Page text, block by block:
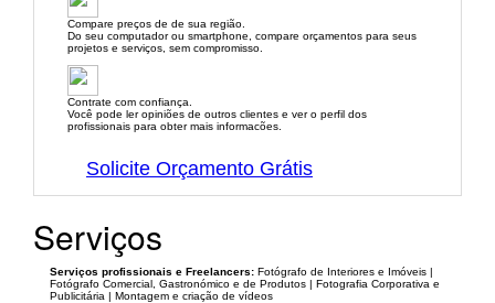
Compare preços de de sua região.
Do seu computador ou smartphone, compare orçamentos para seus
projetos e serviços, sem compromisso.
Contrate com confiança.
Você pode ler opiniões de outros clientes e ver o perfil dos
profissionais para obter mais informacões.
Solicite Orçamento Grátis
Serviços
Serviços profissionais e Freelancers: Fotógrafo de Interiores e Imóveis |
Fotógrafo Comercial, Gastronómico e de Produtos | Fotografia Corporativa e
Publicitária | Montagem e criação de vídeos